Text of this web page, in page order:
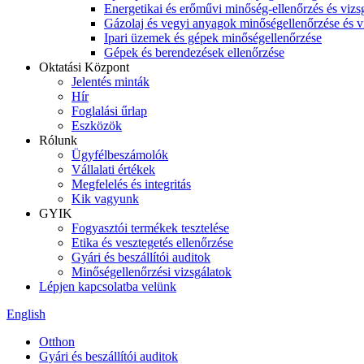
Energetikai és erőművi minőség-ellenőrzés és
Gázolaj és vegyi anyagok minőségellenőrzése és
Ipari üzemek és gépek minőségellenőrzése
Gépek és berendezések ellenőrzése
Oktatási Központ
Jelentés minták
Hír
Foglalási űrlap
Eszközök
Rólunk
Ügyfélbeszámolók
Vállalati értékek
Megfelelés és integritás
Kik vagyunk
GYIK
Fogyasztói termékek tesztelése
Etika és vesztegetés ellenőrzése
Gyári és beszállítói auditok
Minőségellenőrzési vizsgálatok
Lépjen kapcsolatba velünk
English
Otthon
Gyári és beszállítói auditok